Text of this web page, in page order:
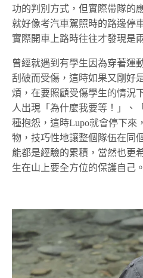
功的判別方式，但實際帶隊的
就好像考汽車駕照時的路邊停
實際開車上路時往往才發現是
曾經就遇到有學生因為穿著運
刮破而受傷，這時如果又剛好
煩，在要照顧受傷學生的情況
人出現「為什麼我要等！」、
種抱怨，這時Lupo就會停下來
物，技巧性地讓整個隊伍在同
能都是經驗的累積，當然也更
生在山上要全方位的保護自己。